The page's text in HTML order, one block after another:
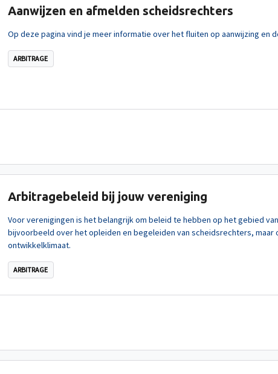
Aanwijzen en afmelden scheidsrechters
Op deze pagina vind je meer informatie over het fluiten op aanwijzing en
ARBITRAGE
Arbitragebeleid bij jouw vereniging
Voor verenigingen is het belangrijk om beleid te hebben op het gebied
bijvoorbeeld over het opleiden en begeleiden van scheidsrechters, maar
ontwikkelklimaat.
ARBITRAGE